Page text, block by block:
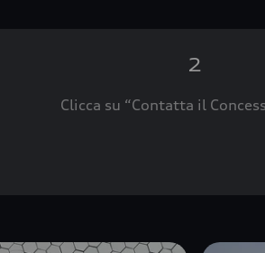
2
Clicca su “Contatta il